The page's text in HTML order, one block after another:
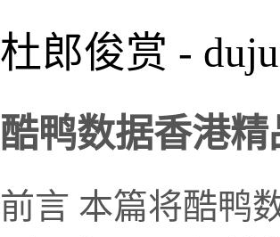
杜郎俊赏 -
酷鸭数据香港
前言 本篇将酷鸭